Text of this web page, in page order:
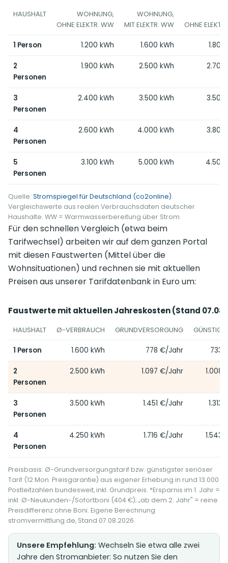
HAUSHALT
WOHNUNG,
OHNE ELEKTR. WW
WOHNUNG,
MIT ELEKTR. WW
OHNE
1 Person 1.200 kWh 1.600 kWh 1.800
2
Personen
1.900 kWh 2.500 kWh 2.700
3
Personen
2.400 kWh 3.500 kWh 3.500
4
Personen
2.600 kWh 4.000 kWh 3.800
5
Personen
3.100 kWh 5.000 kWh 4.500
Quelle: Stromspiegel für Deutschland (co2online).
Vergleichswerte aus realen Verbrauchsdaten deutscher
Haushalte. WW = Warmwasserbereitung über Strom.
Für den schnellen Vergleich (etwa beim
Tarifwechsel) arbeiten wir auf dem ganzen Portal
mit diesen Faustwerten (Mittel über die
Wohnsituationen) und rechnen sie mit aktuellen
Preisen aus unserer Tarifdatenbank in Euro um:
Faustwerte mit aktuellen Jahreskosten (Stand
HAUSHALT Ø-VERBRAUCH GRUNDVERSORGUNG
1 Person 1.600 kWh 778 €/Jahr 733
2
Personen
2.500 kWh 1.097 €/Jahr 1.008
3
Personen
3.500 kWh 1.451 €/Jahr
4
Personen
4.250 kWh 1.716 €/Jahr 1.543
Preisbasis: Ø-Grundversorgungstarif bzw. günstigster seriöser
Tarif (12 Mon. Preisgarantie) aus eigener Erhebung in rund 13.000
Postleitzahlen bundesweit, inkl. Grundpreis. *Ersparnis im 1. Jahr =
inkl. Ø-Neukunden-/Sofortboni (404 €); „ab dem 2. Jahr" = reine
Preisdifferenz ohne Boni. Eigene Berechnung
stromvermittlung.de, Stand 07.08.2026.
Unsere Empfehlung: Wechseln Sie etwa alle zwei
Jahre den Stromanbieter: So nutzen Sie den